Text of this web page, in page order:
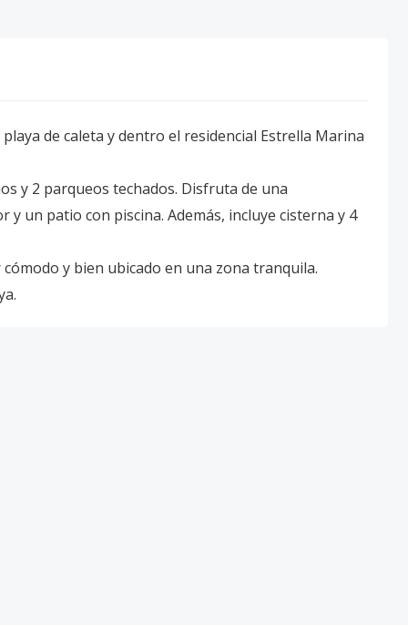
de caleta y dentro el residencial Estrella Marina
y 2 parqueos techados. Disfruta de una
y un patio con piscina. Además, incluye cisterna y 4
y bien ubicado en una zona tranquila.